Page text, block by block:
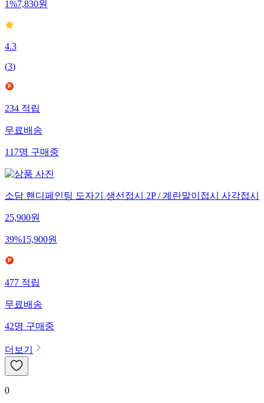
1%7,830원
4.3
(3)
234적립
무료배송
117명구매중
소담 핸디페인팅 도자기 생선접시 2P / 계란말이접시 사각접시
25,900원
39%15,900원
477적립
무료배송
42명구매중
더보기
0